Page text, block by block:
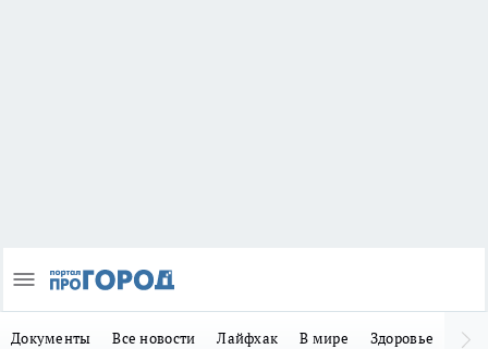
Документы Все новости Лайфхак В мире Здоровье